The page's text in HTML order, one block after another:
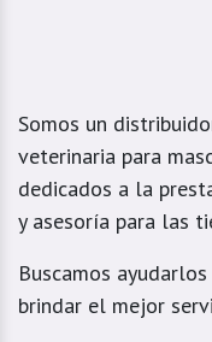
Somos un
veterinaria para
dedicados a la
y asesoría para las
Buscamos
brindar el mejor